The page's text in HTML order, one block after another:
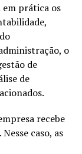
prática os
o
de
de
recebe
caso, as